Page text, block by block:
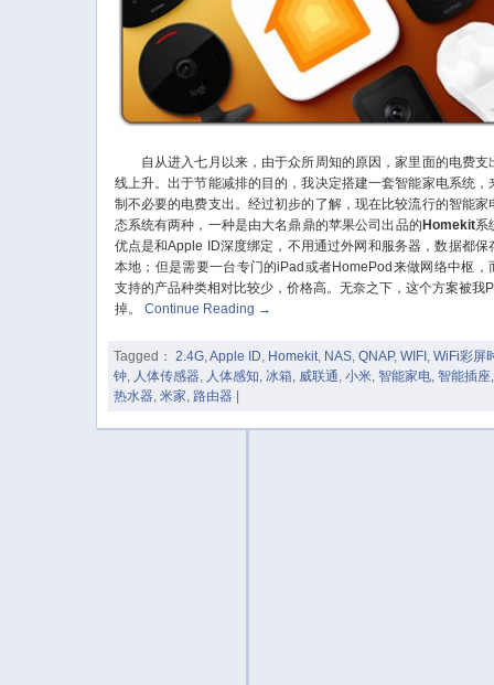
自从进入七月以来，由于众所周知的原因，家里面的电费支
线上升。出于节能减排的目的，我决定搭建一套智能家电系统，
制不必要的电费支出。经过初步的了解，现在比较流行的智能家
态系统有两种，一种是由大名鼎鼎的苹果公司出品的Homekit系
优点是和Apple ID深度绑定，不用通过外网和服务器，数据都保
本地；但是需要一台专门的iPad或者HomePod来做网络中枢，
支持的产品种类相对比较少，价格高。无奈之下，这个方案被我
掉。 Continue Reading →
Tagged： 2.4G,Apple ID, Homekit, NAS,QNAP,WIFI ,WiFi彩屏
钟, 人体传感器, 人体感知,冰箱, 威联通,小米,智能家电,智能插座
热水器,米家,路由器